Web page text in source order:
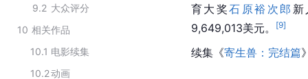
9.2 大众评分
10 相关作品
10.1 电影续集
10.2动画
育大奖石原裕次郎
9,649,013美元。
[9]
续集《寄生兽：完结篇